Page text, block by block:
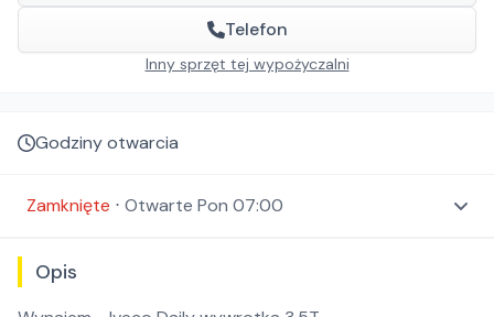
Telefon
Inny sprzęt tej wypożyczalni
Godziny otwarcia
Zamknięte ⋅ Otwarte Pon 07:00
Opis